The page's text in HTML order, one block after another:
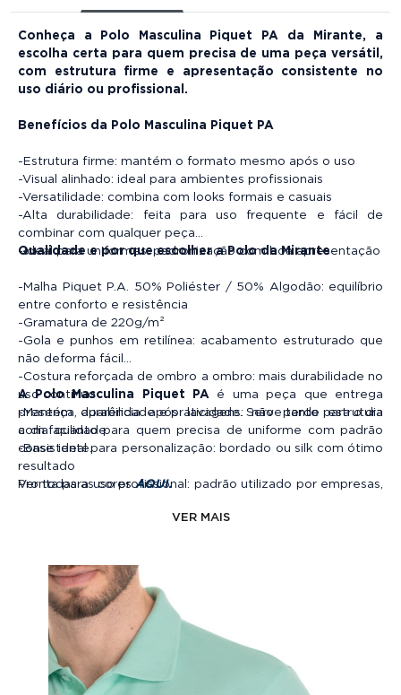
Conheça a Polo Masculina Piquet PA da Mirante, a
escolha certa para quem precisa de uma peça versátil,
com estrutura firme e apresentação consistente no
uso diário ou profissional.
Benefícios da Polo Masculina Piquet PA
-Estrutura firme: mantém o formato mesmo após o uso
-Visual alinhado: ideal para ambientes profissionais
-Versatilidade: combina com looks formais e casuais
-Alta durabilidade: feita para uso frequente e fácil de
combinar com qualquer peça
-Ideal para uniformes: padronização com boa apresentação
Qualidade e por que escolher a Polo da Mirante
-Malha Piquet P.A. 50% Poliéster / 50% Algodão: equilíbrio
entre conforto e resistência
-Gramatura de 220g/m²
-Gola e punhos em retilínea: acabamento estruturado que
não deforma fácil
-Costura reforçada de ombro a ombro: mais durabilidade no
uso contínuo
-Mantém aparência após lavagens: não perde estrutura
com facilidade
-Base ideal para personalização: bordado ou silk com ótimo
resultado
Pronta para uso profissional: padrão utilizado por empresas,
APolo Masculina Piquet PA
é uma peça que entrega
presença, durabilidade e praticidade. Serve tanto para o dia
a dia quanto para quem precisa de uniforme com padrão
consistente.
Ver todas as coresAQUI.
VER MAIS